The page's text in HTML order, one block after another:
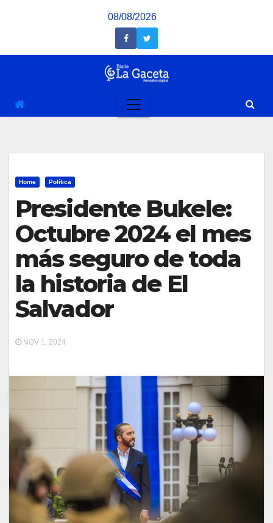
08/08/2026
Home Política
Presidente Bukele:
Octubre 2024 el mes
más seguro de toda
la historia de El
Salvador
NOV 1, 2024